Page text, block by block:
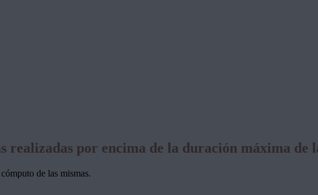
realizadas por encima de la duración máxima
de las mismas.